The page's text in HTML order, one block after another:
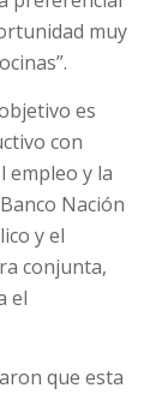
muy
es
con
empleo y la
Nación
y el
conjunta,
el
que esta